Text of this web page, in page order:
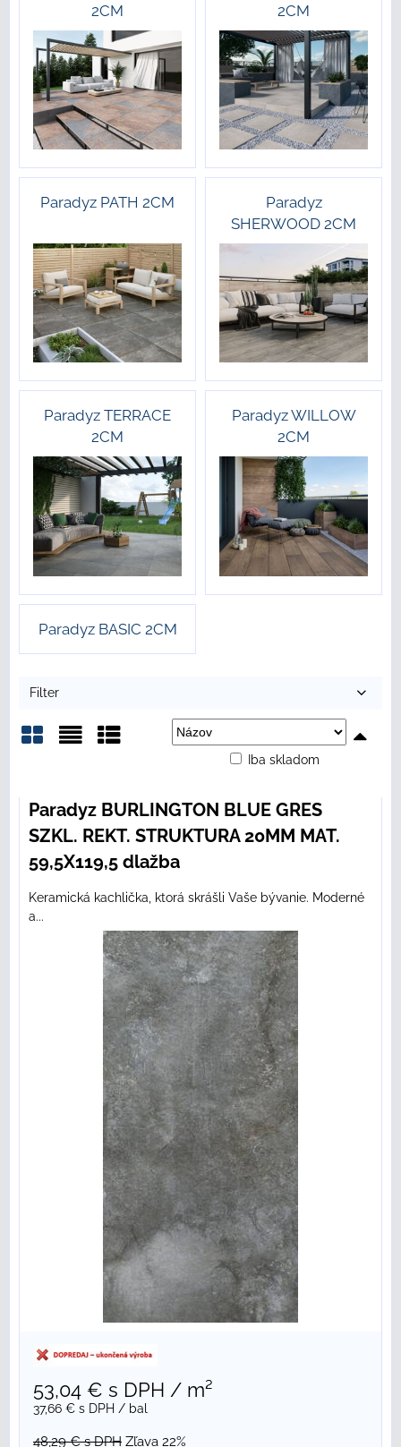
2CM
2CM
Paradyz PATH 2CM
Paradyz
SHERWOOD 2CM
Paradyz TERRACE
2CM
Paradyz WILLOW
2CM
Paradyz BASIC 2CM
Filter
Iba skladom
Paradyz BURLINGTON BLUE GRES
SZKL. REKT. STRUKTURA 20MM MAT.
59,5X119,5 dlažba
Keramická kachlička, ktorá skrášli Vaše bývanie. Moderné
a...
53,04 € s DPH / m²
37,66 € s DPH / bal
48,29 €s DPH Zľava 22%